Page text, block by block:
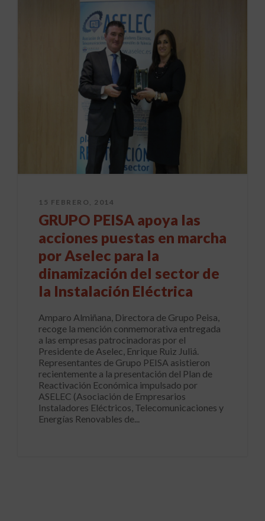
15 FEBRERO, 2014
GRUPO PEISA apoya las
acciones puestas en marcha
por Aselec para la
dinamización del sector de
la Instalación Eléctrica
Amparo Almiñana, Directora de Grupo Peisa,
recoge la mención conmemorativa entregada
a las empresas patrocinadoras por el
Presidente de Aselec, Enrique Ruiz Juliá.
Representantes de Grupo PEISA asistieron
recientemente a la presentación del Plan de
Reactivación Económica impulsado por
ASELEC (Asociación de Empresarios
Instaladores Eléctricos, Telecomunicaciones y
Energías Renovables de...